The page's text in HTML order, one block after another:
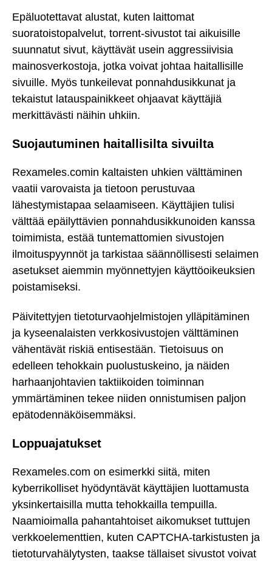
Epäluotettavat alustat, kuten laittomat
suoratoistopalvelut, torrent-sivustot tai aikuisille
suunnatut sivut, käyttävät usein aggressiivisia
mainosverkostoja, jotka voivat johtaa haitallisille
sivuille. Myös tunkeilevat ponnahdusikkunat ja
tekaistut latauspainikkeet ohjaavat käyttäjiä
merkittävästi näihin uhkiin.
Suojautuminen haitallisilta sivuilta
Rexameles.comin kaltaisten uhkien välttäminen
vaatii varovaista ja tietoon perustuvaa
lähestymistapaa selaamiseen. Käyttäjien tulisi
välttää epäilyttävien ponnahdusikkunoiden kanssa
toimimista, estää tuntemattomien sivustojen
ilmoituspyynnöt ja tarkistaa säännöllisesti selaimen
asetukset aiemmin myönnettyjen käyttöoikeuksien
poistamiseksi.
Päivitettyjen tietoturvaohjelmistojen ylläpitäminen
ja kyseenalaisten verkkosivustojen välttäminen
vähentävät riskiä entisestään. Tietoisuus on
edelleen tehokkain puolustuskeino, ja näiden
harhaanjohtavien taktiikoiden toiminnan
ymmärtäminen tekee niiden onnistumisen paljon
epätodennäköisemmäksi.
Loppuajatukset
Rexameles.com on esimerkki siitä, miten
kyberrikolliset hyödyntävät käyttäjien luottamusta
yksinkertaisilla mutta tehokkailla tempuilla.
Naamioimalla pahantahtoiset aikomukset tuttujen
verkkoelementtien, kuten CAPTCHA-tarkistusten ja
tietoturvahälytysten, taakse tällaiset sivustot voivat